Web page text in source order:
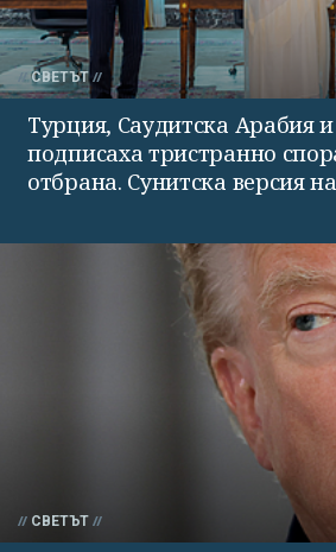
СВЕТЪТ
Турция, Саудитска Арабия
подписаха тристранно
отбрана. Сунитска версия
СВЕТЪТ